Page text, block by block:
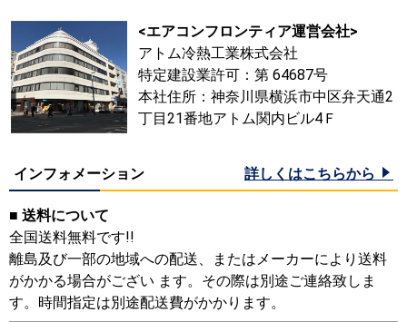
<エアコンフロンティア運営会社>
アトム冷熱工業株式会社
特定建設業許可：第 64687号
本社住所：神奈川県横浜市中区弁天通2
丁目21番地アトム関内ビル4Ｆ
インフォメーション 詳しくはこちらから
■ 送料について
全国送料無料です!!
離島及び一部の地域への配送、またはメーカーにより送料
がかかる場合がござい ます。その際は別途ご連絡致しま
す。時間指定は別途配送費がかかります。